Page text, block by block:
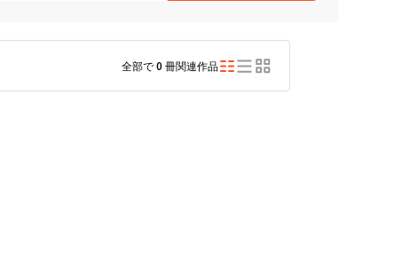
全部で0 冊関連作品